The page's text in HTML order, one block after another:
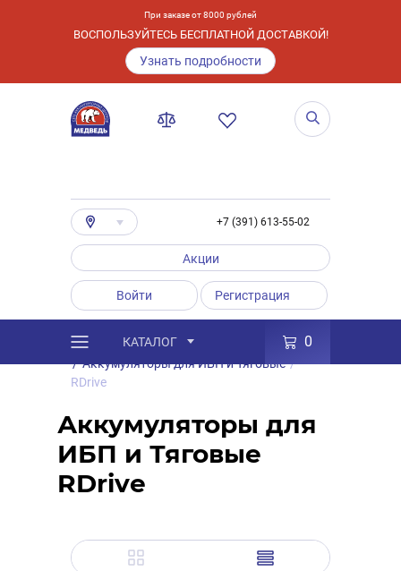
При заказе от 8000 рублей
ВОСПОЛЬЗУЙТЕСЬ БЕСПЛАТНОЙ ДОСТАВКОЙ!
Узнать подробности
+7 (391) 613-55-02
Акции
Войти Регистрация
КАТАЛОГ 0
Каталог / Товары
Аккумуляторы
/ Аккумуляторы для ИБП и Тяговые /
RDrive
Аккумуляторы для
ИБП и Тяговые
RDrive